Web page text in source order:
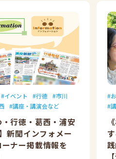
イベント 行徳
市川
講座・講演会など
行徳・葛西・浦安
新聞インフォメー
ナー掲載情報を